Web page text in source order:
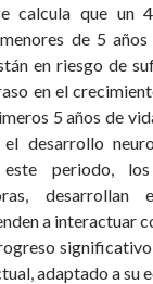
calcula que un
de 5
en riesgo de
en el
5 años de
el desarrollo
periodo,
a interactuar
significativo
adaptado a su